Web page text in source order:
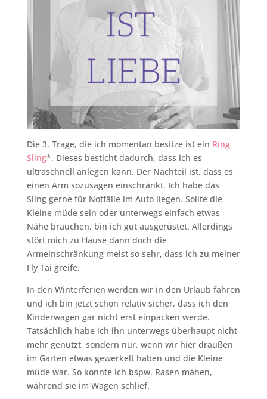
Die 3. Trage, die ich momentan besitze ist ein Ring
Sling*. Dieses besticht dadurch, dass ich es
ultraschnell anlegen kann. Der Nachteil ist, dass es
einen Arm sozusagen einschränkt. Ich habe das
Sling gerne für Notfälle im Auto liegen. Sollte die
Kleine müde sein oder unterwegs einfach etwas
Nähe brauchen, bin ich gut ausgerüstet. Allerdings
stört mich zu Hause dann doch die
Armeinschränkung meist so sehr, dass ich zu meiner
Fly Tai greife.
In den Winterferien werden wir in den Urlaub fahren
und ich bin jetzt schon relativ sicher, dass ich den
Kinderwagen gar nicht erst einpacken werde.
Tatsächlich habe ich ihn unterwegs überhaupt nicht
mehr genutzt, sondern nur, wenn wir hier draußen
im Garten etwas gewerkelt haben und die Kleine
müde war. So konnte ich bspw. Rasen mähen,
während sie im Wagen schlief.